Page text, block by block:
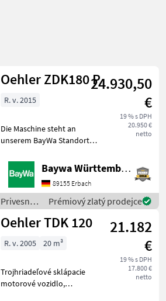
Oehler ZDK180 P24.930,50
€
19 % s DPH
20.950 €
netto
R. v. 2015
Die Maschine steht an
unserem BayWa Standort in
steht Ihnen Herr
Vogelmann unter Tel.: 0162
2302 008 für Ihre Anfrage
zur Verfügung!Oehler ZDK
Baywa Württemberg
89155 Erbach
Privesné
vozíky /
Oehler
Prémiový zlatý prodejce
Oehler TDK 120
21.182
€
19 % s DPH
17.800 €
netto
R. v. 2005 20 m³
Trojhriadeľové sklápacie
motorové vozidlo,